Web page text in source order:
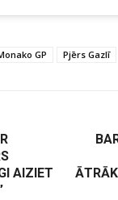
GP Pjērs Gazlī
AIZIET